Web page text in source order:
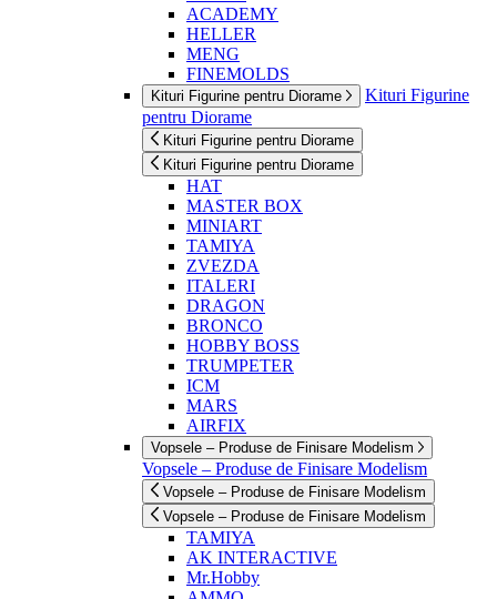
ACADEMY
HELLER
MENG
FINEMOLDS
Kituri Figurine pentru Diorame
Kituri Figurine
pentru Diorame
Kituri Figurine pentru Diorame
Kituri Figurine pentru Diorame
HAT
MASTER BOX
MINIART
TAMIYA
ZVEZDA
ITALERI
DRAGON
BRONCO
HOBBY BOSS
TRUMPETER
ICM
MARS
AIRFIX
Vopsele – Produse de Finisare Modelism
Vopsele – Produse de Finisare Modelism
Vopsele – Produse de Finisare Modelism
Vopsele – Produse de Finisare Modelism
TAMIYA
AK INTERACTIVE
Mr.Hobby